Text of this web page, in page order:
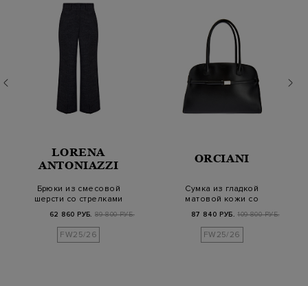
LORENA
ANTONIAZZI
Брюки из смесовой
шерсти со стрелками
и кожаной деталь…
62 860 РУБ. 89 800 РУБ.
FW25/26
ORCIANI
Сумка из гладкой
матовой кожи со
съемным ремешком
87 840 РУБ. 109 800 РУБ.
FW25/26